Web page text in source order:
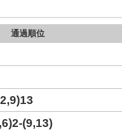
通過順位
(9,13)